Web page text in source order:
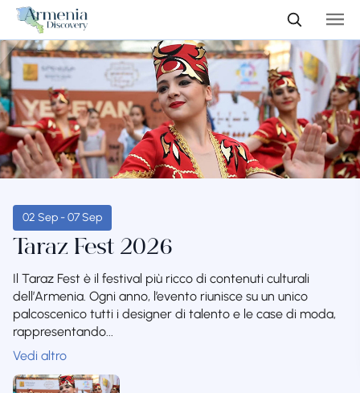
02 Sep - 07 Sep
Taraz Fest 2026
Il Taraz Fest è il festival più ricco di contenuti culturali
dell’Armenia. Ogni anno, l’evento riunisce su un unico
palcoscenico tutti i designer di talento e le case di moda,
rappresentando...
Vedi altro